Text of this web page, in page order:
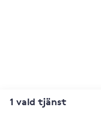
1 vald tjänst